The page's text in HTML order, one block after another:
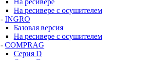
На ресивере
На ресивере с осушителем
- INGRO
Базовая версия
На ресивере с осушителем
- COMPRAG
Серия D